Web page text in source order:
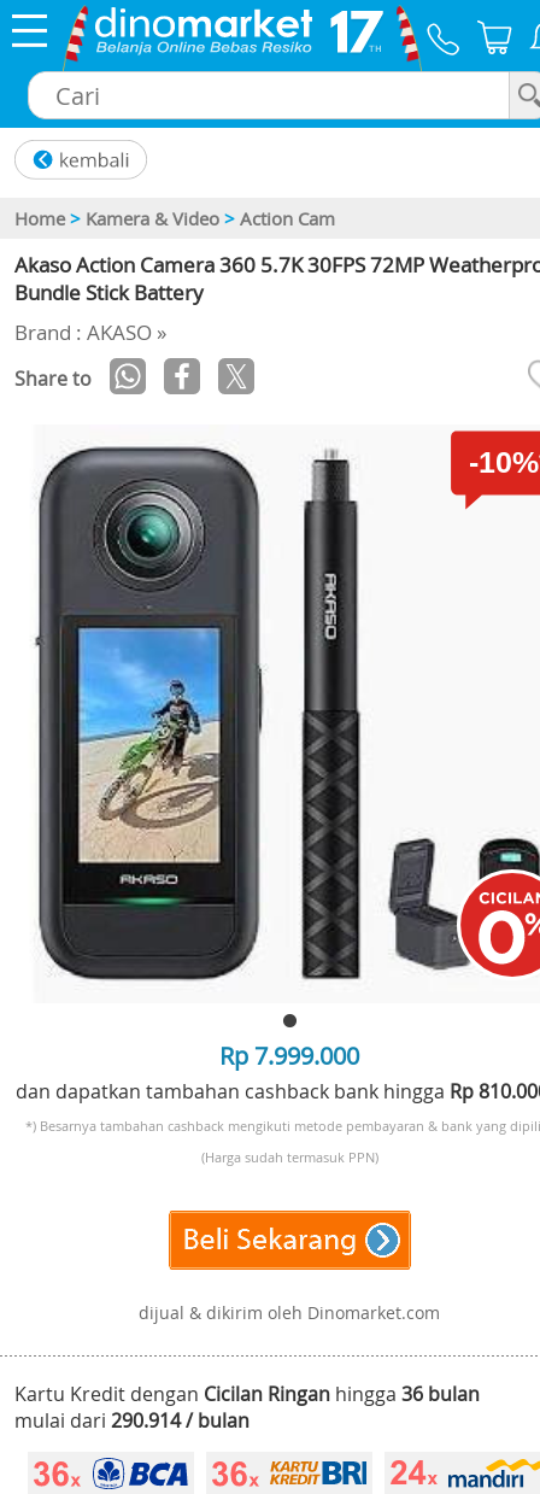
Home > Kamera & Video > Action Cam
Akaso Action Camera 360 5.7K 30FPS 72MP
Bundle Stick Battery
Brand : AKASO »
Share to
-
Rp 7.999.000
dan dapatkan tambahan cashback bank hingga Rp
*) Besarnya tambahan cashback mengikuti metode pembayaran & bank yang
(Harga sudah termasuk PPN)
dijual & dikirim oleh Dinomarket.com
Kartu Kredit dengan Cicilan Ringan hingga 36 bulan
mulai dari 290.914 / bulan